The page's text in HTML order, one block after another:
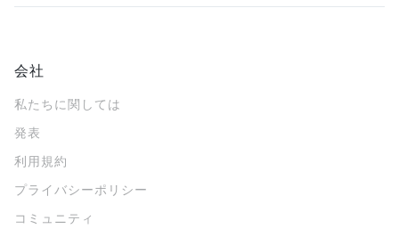
会社
私たちに関しては
発表
利用規約
プライバシーポリシー
コミュニティ